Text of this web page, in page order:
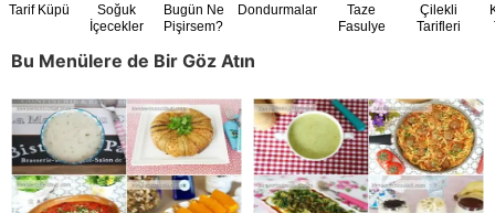
Tarif Küpü
Soğuk
İçecekler
Bugün Ne
Pişirsem?
Dondurmalar
Taze
Fasulye
Çilekli
Tarifleri
Bu Menülere de Bir Göz Atın